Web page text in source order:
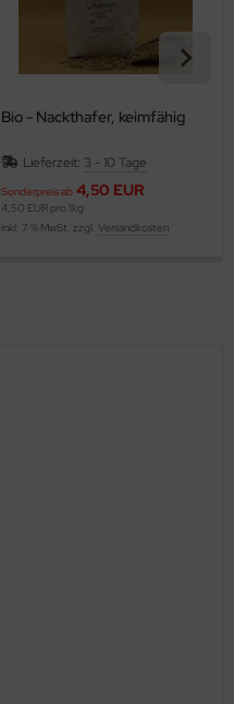
Bio - Nackthafer, keimfähig
Lieferzeit: 3 - 10 Tage
Sonderpreis ab 4,50 EUR
4,50 EUR pro 1kg
inkl. 7 % MwSt. zzgl. Versandkosten